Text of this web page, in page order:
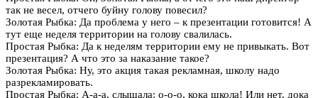
так не весел, отчего буйну голову повесил?
Золотая Рыбка: Да проблема у него – к презентации готовится! А
тут еще неделя территории на голову свалилась.
Простая Рыбка: Да к неделям территории ему не привыкать. Вот
презентация? А что это за наказание такое?
Золотая Рыбка: Ну, это акция такая рекламная, школу надо
разрекламировать.
Простая Рыбка: А-а-а, слышала: о-о-о, кока школа! Или нет, дока